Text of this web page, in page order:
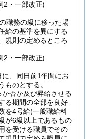
2・一部改正)
職務の級に移った場
給の基準を異にする
規則の定めるところ
2・一部改正)
、同日前1年間にお
ものとする。
否か及び昇給させる
る期間の全部を良好
を4号給(一般職給料
が6級以上であるもの
を受ける職員でその